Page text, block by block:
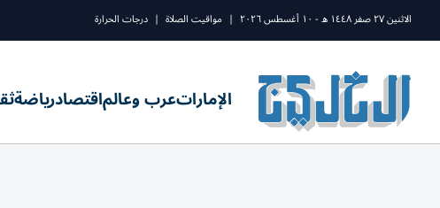
الاثنين ٢٧ صفر ١٤٤٨ ه - ١٠ أغسطس ٢٠٢٦ | مواقيت الصلاة | درجات الحرارة
الإماراتعرب وعالماقتصادرياضة